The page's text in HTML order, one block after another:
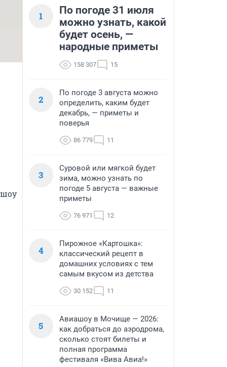
шоу
1
По погоде 31 июля
можно узнать, какой
будет осень, —
народные приметы
158 307 15
2
По погоде 3 августа можно
определить, каким будет
декабрь, — приметы и
поверья
86 779 11
3
Суровой или мягкой будет
зима, можно узнать по
погоде 5 августа — важные
приметы
76 971 12
4
Пирожное «Картошка»:
классический рецепт в
домашних условиях с тем
самым вкусом из детства
30 152 11
5
Авиашоу в Мочище — 2026:
как добраться до аэродрома,
сколько стоят билеты и
полная программа
фестиваля «Вива Авиа!»